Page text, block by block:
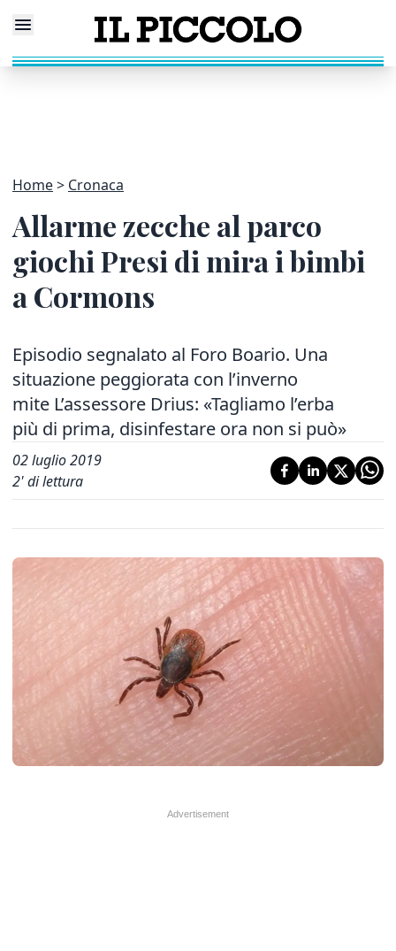
Home Cronaca
Allarme zecche al parco
giochi Presi di mira i bimbi
a Cormons
Episodio segnalato al Foro Boario. Una
situazione peggiorata con l’inverno
mite L’assessore Drius: «Tagliamo l’erba
più di prima, disinfestare ora non si può»
02 luglio 2019
2' di lettura